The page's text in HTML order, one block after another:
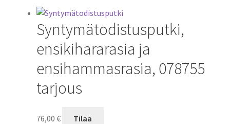
Syntymätodistusputki,
ensikihararasia ja
ensihammasrasia, 078755
tarjous
76,00 € Tilaa